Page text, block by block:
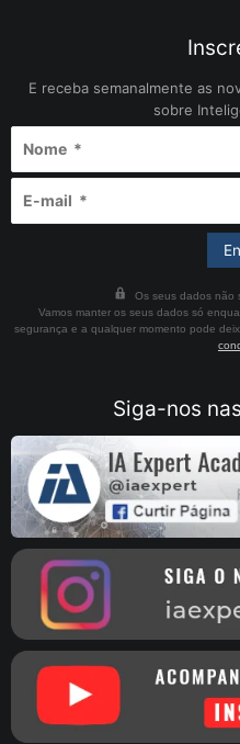
E receba semanalmente as
sobre
Os seus dados não
Vamos manter os seus dados só
segurança e a qualquer momento pode
Siga-nos